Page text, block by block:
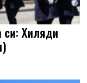
си: Хиляди